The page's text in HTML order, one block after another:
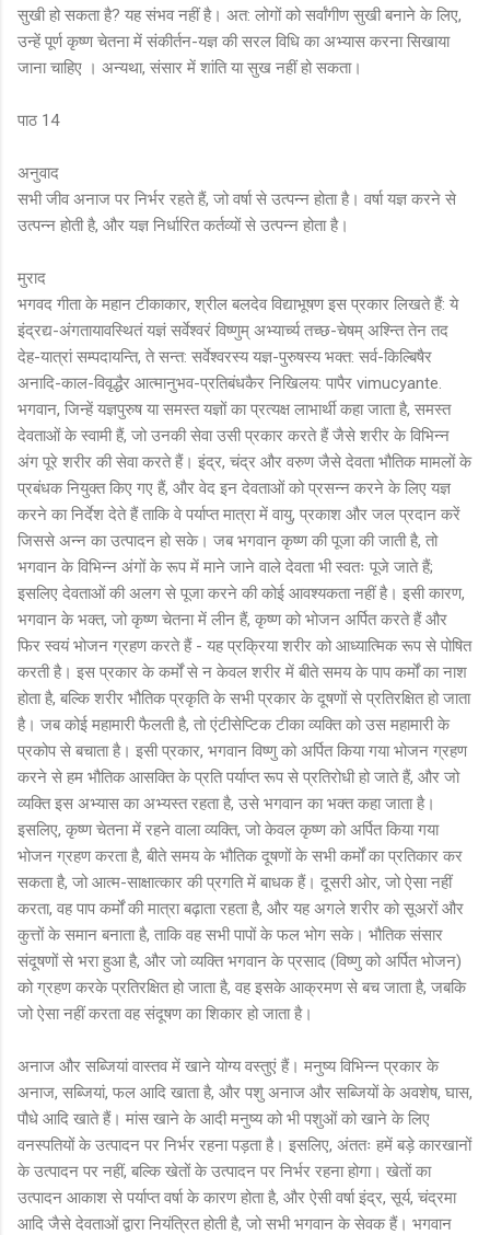
सुखी हो सकता है? यह संभव नहीं है। अत: लोगों को सर्वांगीण सुखी बनाने के लिए,
उन्हें पूर्ण कृष्ण चेतना में संकीर्तन-यज्ञ की सरल विधि का अभ्यास करना सिखाया
जाना चाहिए । अन्यथा, संसार में शांति या सुख नहीं हो सकता।
पाठ 14
अनुवाद
सभी जीव अनाज पर निर्भर रहते हैं, जो वर्षा से उत्पन्न होता है। वर्षा यज्ञ करने से
उत्पन्न होती है, और यज्ञ निर्धारित कर्तव्यों से उत्पन्न होता है।
मुराद
भगवद गीता के महान टीकाकार, श्रील बलदेव विद्याभूषण इस प्रकार लिखते हैं: ये
इंद्रद्य-अंगतायावस्थितं यज्ञं सर्वेश्वरं विष्णुम् अभ्यार्च्य तच्छ-चेषम् अश्न्ति तेन तद
देह-यात्रां सम्पदायन्ति, ते सन्त: सर्वेश्वरस्य यज्ञ-पुरुषस्य भक्त: सर्व-किल्बिषैर
अनादि-काल-विवृद्धैर आत्मानुभव-प्रतिबंधकैर निखिलय: पापैर vimucyante.
भगवान, जिन्हें यज्ञपुरुष या समस्त यज्ञों का प्रत्यक्ष लाभार्थी कहा जाता है, समस्त
देवताओं के स्वामी हैं, जो उनकी सेवा उसी प्रकार करते हैं जैसे शरीर के विभिन्न
अंग पूरे शरीर की सेवा करते हैं। इंद्र, चंद्र और वरुण जैसे देवता भौतिक मामलों के
प्रबंधक नियुक्त किए गए हैं, और वेद इन देवताओं को प्रसन्न करने के लिए यज्ञ
करने का निर्देश देते हैं ताकि वे पर्याप्त मात्रा में वायु, प्रकाश और जल प्रदान करें
जिससे अन्न का उत्पादन हो सके। जब भगवान कृष्ण की पूजा की जाती है, तो
भगवान के विभिन्न अंगों के रूप में माने जाने वाले देवता भी स्वतः पूजे जाते हैं;
इसलिए देवताओं की अलग से पूजा करने की कोई आवश्यकता नहीं है। इसी कारण,
भगवान के भक्त, जो कृष्ण चेतना में लीन हैं, कृष्ण को भोजन अर्पित करते हैं और
फिर स्वयं भोजन ग्रहण करते हैं - यह प्रक्रिया शरीर को आध्यात्मिक रूप से पोषित
करती है। इस प्रकार के कर्मों से न केवल शरीर में बीते समय के पाप कर्मों का नाश
होता है, बल्कि शरीर भौतिक प्रकृति के सभी प्रकार के दूषणों से प्रतिरक्षित हो जाता
है। जब कोई महामारी फैलती है, तो एंटीसेप्टिक टीका व्यक्ति को उस महामारी के
प्रकोप से बचाता है। इसी प्रकार, भगवान विष्णु को अर्पित किया गया भोजन ग्रहण
करने से हम भौतिक आसक्ति के प्रति पर्याप्त रूप से प्रतिरोधी हो जाते हैं, और जो
व्यक्ति इस अभ्यास का अभ्यस्त रहता है, उसे भगवान का भक्त कहा जाता है।
इसलिए, कृष्ण चेतना में रहने वाला व्यक्ति, जो केवल कृष्ण को अर्पित किया गया
भोजन ग्रहण करता है, बीते समय के भौतिक दूषणों के सभी कर्मों का प्रतिकार कर
सकता है, जो आत्म-साक्षात्कार की प्रगति में बाधक हैं। दूसरी ओर, जो ऐसा नहीं
करता, वह पाप कर्मों की मात्रा बढ़ाता रहता है, और यह अगले शरीर को सूअरों और
कुत्तों के समान बनाता है, ताकि वह सभी पापों के फल भोग सके। भौतिक संसार
संदूषणों से भरा हुआ है, और जो व्यक्ति भगवान के प्रसाद (विष्णु को अर्पित भोजन)
को ग्रहण करके प्रतिरक्षित हो जाता है, वह इसके आक्रमण से बच जाता है, जबकि
जो ऐसा नहीं करता वह संदूषण का शिकार हो जाता है।
अनाज और सब्जियां वास्तव में खाने योग्य वस्तुएं हैं। मनुष्य विभिन्न प्रकार के
अनाज, सब्जियां, फल आदि खाता है, और पशु अनाज और सब्जियों के अवशेष, घास,
पौधे आदि खाते हैं। मांस खाने के आदी मनुष्य को भी पशुओं को खाने के लिए
वनस्पतियों के उत्पादन पर निर्भर रहना पड़ता है। इसलिए, अंततः हमें बड़े कारखानों
के उत्पादन पर नहीं, बल्कि खेतों के उत्पादन पर निर्भर रहना होगा। खेतों का
उत्पादन आकाश से पर्याप्त वर्षा के कारण होता है, और ऐसी वर्षा इंद्र, सूर्य, चंद्रमा
आदि जैसे देवताओं द्वारा नियंत्रित होती है, जो सभी भगवान के सेवक हैं। भगवान